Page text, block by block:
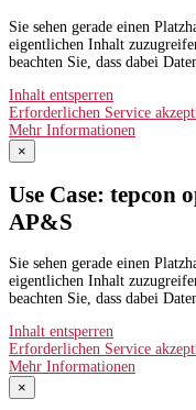
Sie sehen gerade einen
eigentlichen Inhalt
beachten Sie, dass dabei
Inhalt entsperren
Erforderlichen Service
Mehr Informationen
×
Use Case:
AP&S​
Sie sehen gerade einen
eigentlichen Inhalt
beachten Sie, dass dabei
Inhalt entsperren
Erforderlichen Service
Mehr Informationen
×